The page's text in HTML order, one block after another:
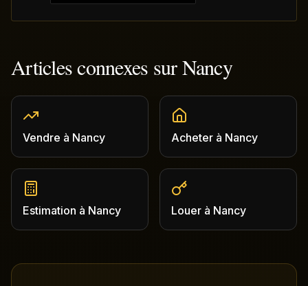
Articles connexes surNancy
Vendre à Nancy Acheter à Nancy
Estimation à Nancy Louer à Nancy